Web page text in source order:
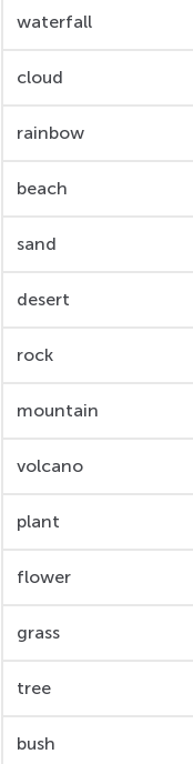
waterfall
cloud
rainbow
beach
sand
desert
rock
mountain
volcano
plant
flower
grass
tree
bush